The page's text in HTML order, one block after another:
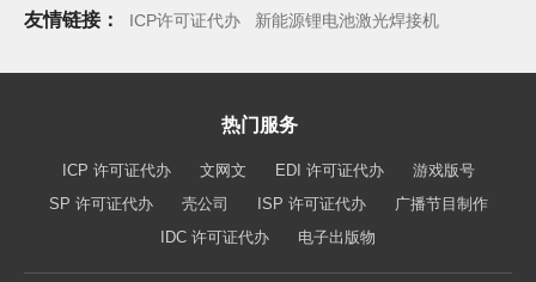
友情链接： ICP许可证代办 新能源锂电池激光焊接机
热门服务
ICP 许可证代办 文网文 EDI 许可证代办
游戏版号
SP 许可证代办
壳公司 ISP 许可证代办
广播节目制作
IDC 许可证代办
电子出版物